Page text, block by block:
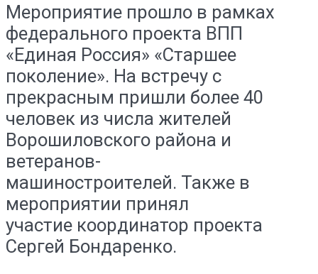
Мероприятие прошло в рамках
федерального проекта ВПП
«Единая Россия» «Старшее
поколение». На встречу с
прекрасным пришли более 40
человек из числа жителей
Ворошиловского района и
ветеранов-
машиностроителей. Также в
мероприятии принял
участие координатор проекта
Сергей Бондаренко.